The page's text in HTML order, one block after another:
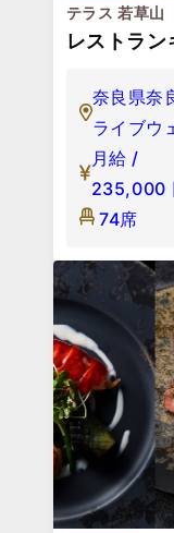
テラス 若草山
レストラン
奈良県奈
ライブウ
月給 /
235,000
74席